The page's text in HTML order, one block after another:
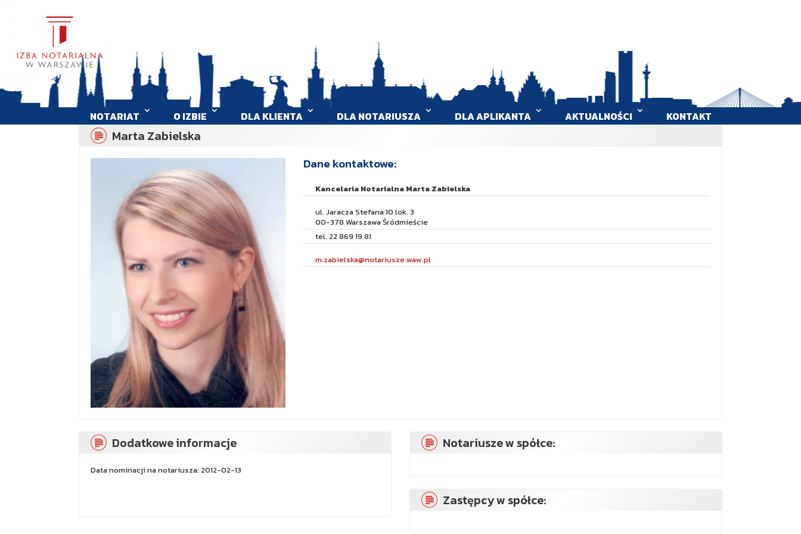
NOTARIAT O IZBIE DLA KLIENTA DLA NOTARIUSZA DLA APLIKANTA AKTUALNOŚCI KONTAKT
Marta Zabielska
Dane kontaktowe:
Kancelaria Notarialna Marta Zabielska
ul. Jaracza Stefana 10 lok. 3
00-378 Warszawa Śródmieście
tel. 22 869 19 81
m.zabielska@notariusze.waw.pl
Dodatkowe informacje
Data nominacji na notariusza: 2012-02-13
Notariusze w spółce:
Zastępcy w spółce: